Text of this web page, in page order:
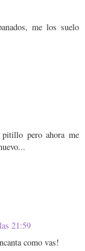
me los suelo
pero ahora me
21:59
como vas!